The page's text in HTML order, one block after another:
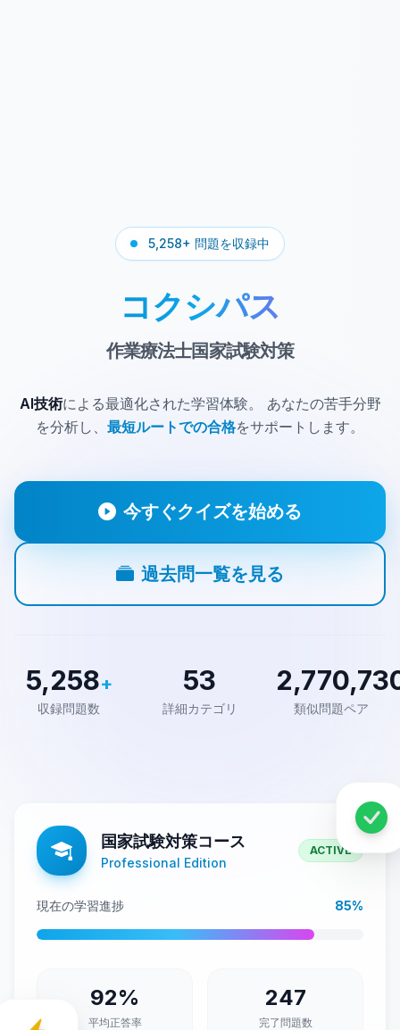
5,258+ 問題を収録中
コクシパス
作業療法士国家試験対策
AI技術による最適化された学習体験。
あなたの苦手分野
を分析し、 最短ルートでの合格をサポートします。
今すぐクイズを始める
過去問一覧を見る
5,258+
収録問題数
53
詳細カテゴリ 類似問題ペア
国家試験対策コース
Professional Edition
ACTIVE
現在の学習進捗 85%
92%
平均正答率
247
完了問題数